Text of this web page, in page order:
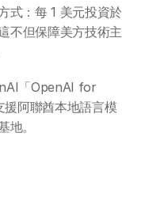
式：每 1 美元投資於
不但保障美方技術主
「OpenAI for
阿聯酋本地語言模
。